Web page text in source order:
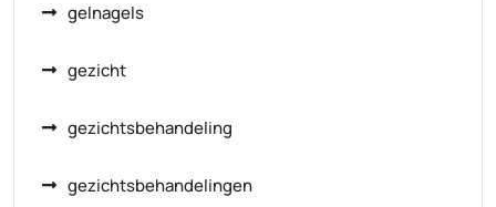
gelnagels
gezicht
gezichtsbehandeling
gezichtsbehandelingen